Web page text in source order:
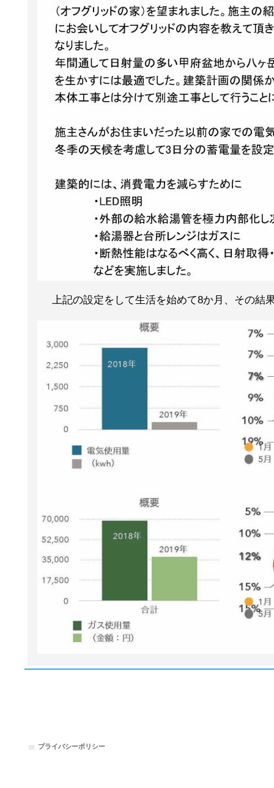
上記の設定をして生活を始めて8か月、その
プライバシーポリシー